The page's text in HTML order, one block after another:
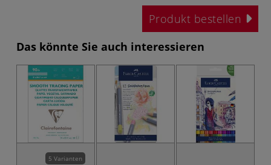
Produkt bestellen
Das könnte Sie auch interessieren
5 Varianten